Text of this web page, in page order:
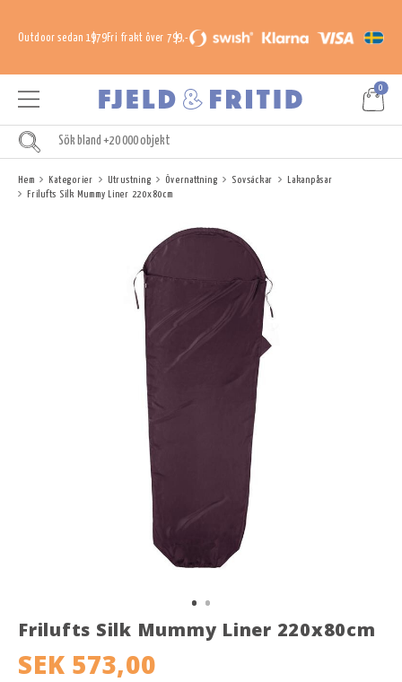
Outdoor sedan 1979Fri frakt över 799,-
0
Hem Kategorier Utrustning Övernattning Sovsäckar
Lakanpåsar
Frilufts Silk Mummy Liner 220x80cm
Frilufts Silk Mummy Liner 220x80cm
SEK 573,00